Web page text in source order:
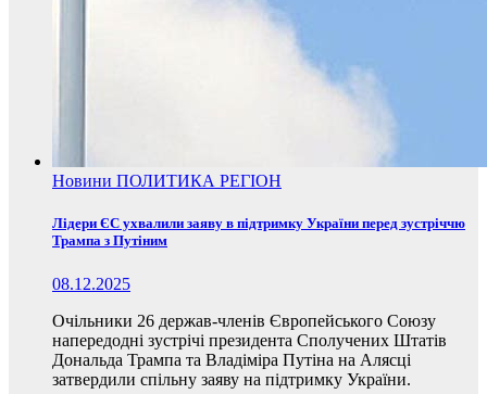
Новини ПОЛИТИКА РЕГІОН
Лідери ЄС ухвалили заяву в підтримку України перед зустріччю
Трампа з Путіним
08.12.2025
Очільники 26 держав-членів Європейського Союзу
напередодні зустрічі президента Сполучених Штатів
Дональда Трампа та Владіміра Путіна на Алясці
затвердили спільну заяву на підтримку України.